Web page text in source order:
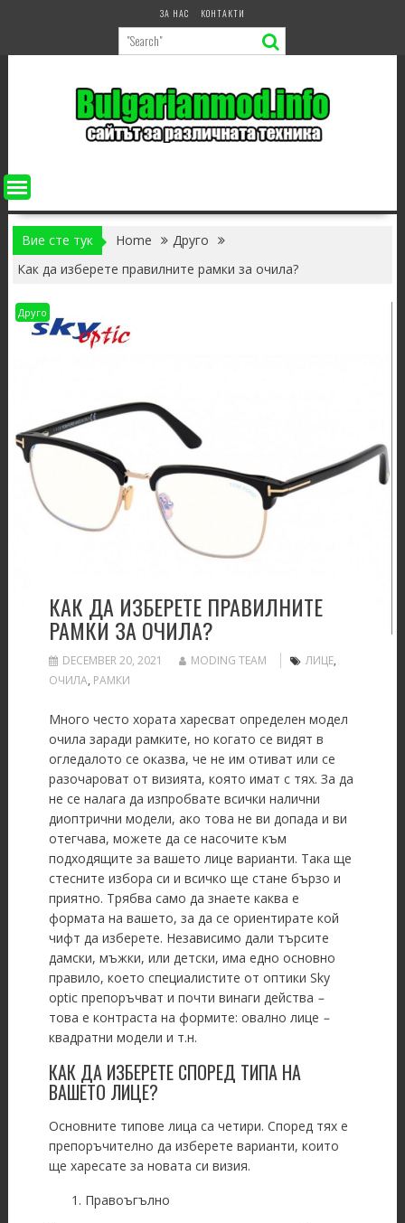
ЗА НАС КОНТАКТИ
Вие сте тук Home
Друго
Как да изберете правилните рамки за очила?
Друго
КАК ДА ИЗБЕРЕТЕ ПРАВИЛНИТЕ
РАМКИ ЗА ОЧИЛА?
DECEMBER 20, 2021 MODING TEAM ЛИЦЕ,
ОЧИЛА, РАМКИ
Много често хората харесват определен модел
очила заради рамките, но когато се видят в
огледалото се оказва, че не им отиват или се
разочароват от визията, която имат с тях. За да
не се налага да изпробвате всички налични
диоптрични модели, ако това не ви допада и ви
отегчава, можете да се насочите към
подходящите за вашето лице варианти. Така ще
стесните избора си и всичко ще стане бързо и
приятно. Трябва само да знаете каква е
формата на вашето, за да се ориентирате кой
чифт да изберете. Независимо дали търсите
дамски, мъжки, или детски, има едно основно
правило, което специалистите от оптики Sky
optic препоръчват и почти винаги действа –
това е контраста на формите: овално лице –
квадратни модели и т.н.
КАК ДА ИЗБЕРЕТЕ СПОРЕД ТИПА НА
ВАШЕТО ЛИЦЕ?
Основните типове лица са четири. Според тях е
препоръчително да изберете варианти, които
ще харесате за новата си визия.
Правоъгълно